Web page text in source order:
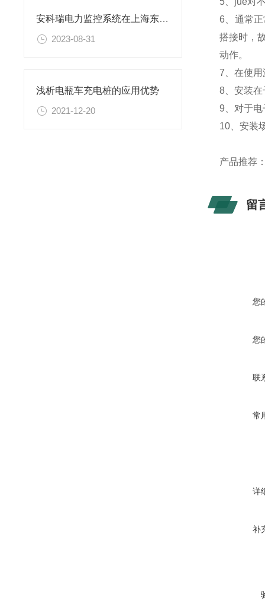
安科瑞电力监控系统在上海东华大学的设计与应用
2023-08-31
浅析电瓶车充电桩的应用优势
2021-12-20
6、通常
搭接时，
动作。
7、在使
8、安装
9、对于
10、安装
产品推荐
留
您
您
联
常
详
补